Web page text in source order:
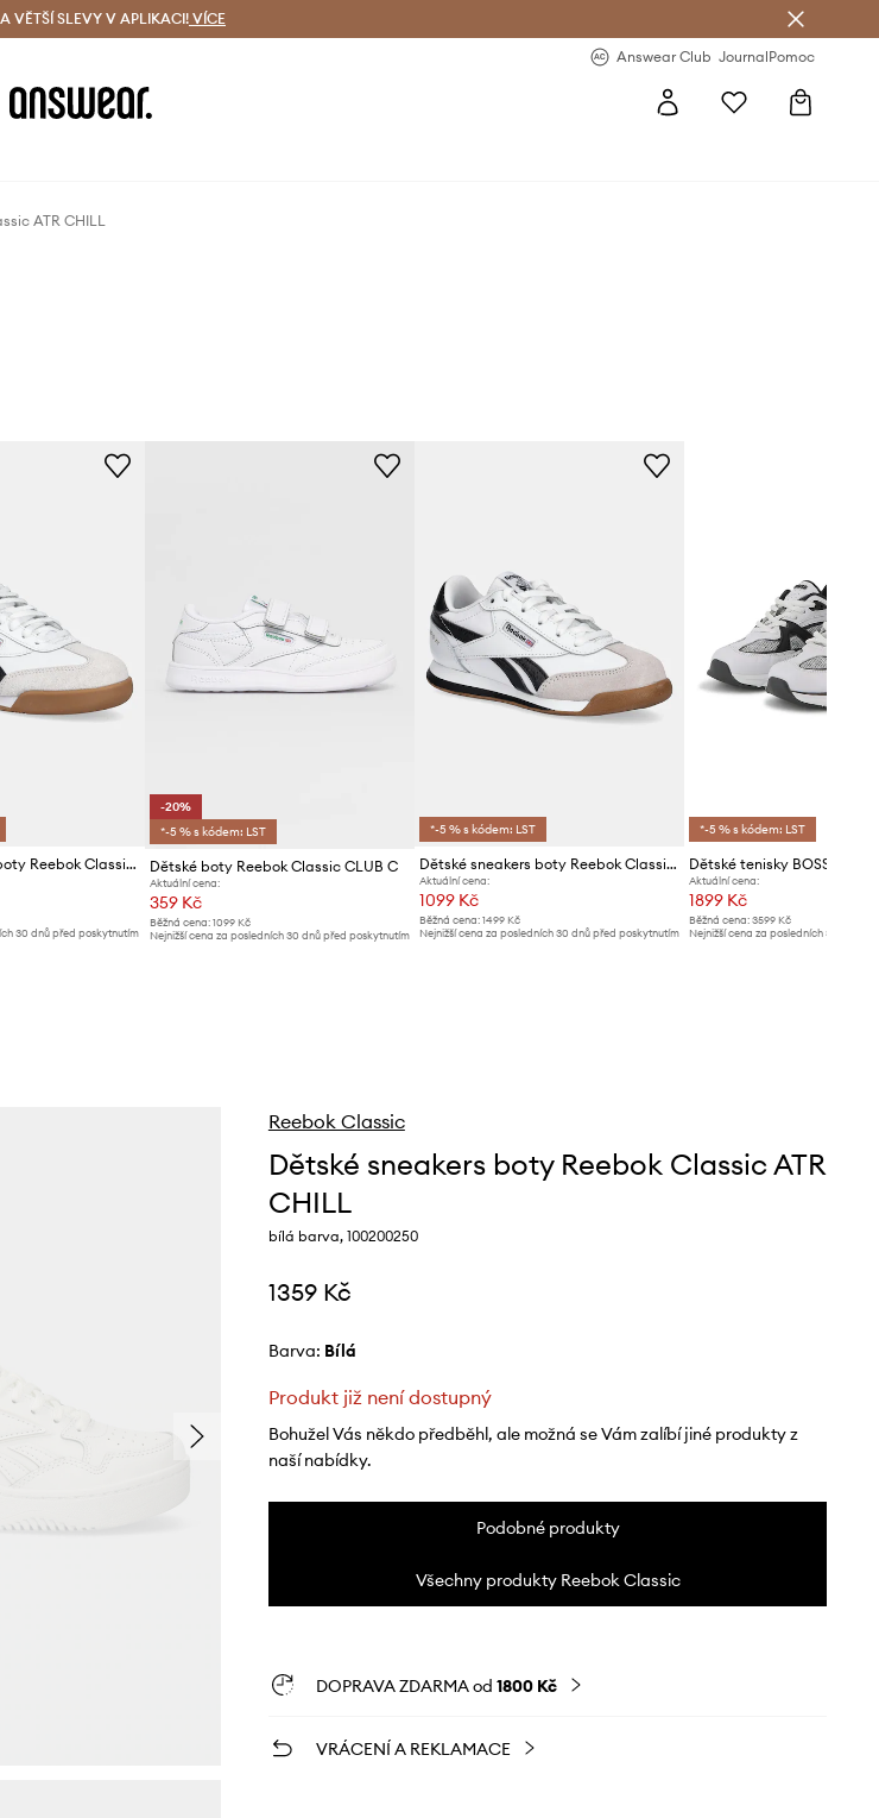
Doručení i do 24 h
VĚTŠÍ SLEVY V APLIKACI!VÍCE
Answear Club JournalPomoc
ATR CHILL
Dětské sneakers boty Reebok Classic CAMPIO XT
30 dnů před poskytnutím
-20%
*-5 % s kódem: LST
Dětské boty Reebok Classic CLUB C
Aktuální cena:
359 Kč
Běžná cena: 1099 Kč
Nejnižší cena za posledních 30 dnů před poskytnutím
*-5 % s kódem: LST
Dětské sneakers boty Reebok Classic CAMPIO XT
Aktuální cena:
1099 Kč
Běžná cena:1499 Kč
Nejnižší cena za posledních 30 dnů před poskytnutím
*-5 % s kódem: LST
Dětské tenisky BOSS
Aktuální cena:
1899 Kč
Běžná cena: 3599 Kč
Nejnižší cena za posledních 30 dnů
Reebok Classic
Dětské sneakers boty Reebok Classic ATR
CHILL
bílá barva, 100200250
1359 Kč
Barva: bílá
Produkt již není dostupný
Bohužel Vás někdo předběhl, ale možná se Vám zalíbí jiné produkty z
naší nabídky.
Podobné produkty
Všechny produkty Reebok Classic
DOPRAVA ZDARMA od 1800 Kč
VRÁCENÍ A REKLAMACE